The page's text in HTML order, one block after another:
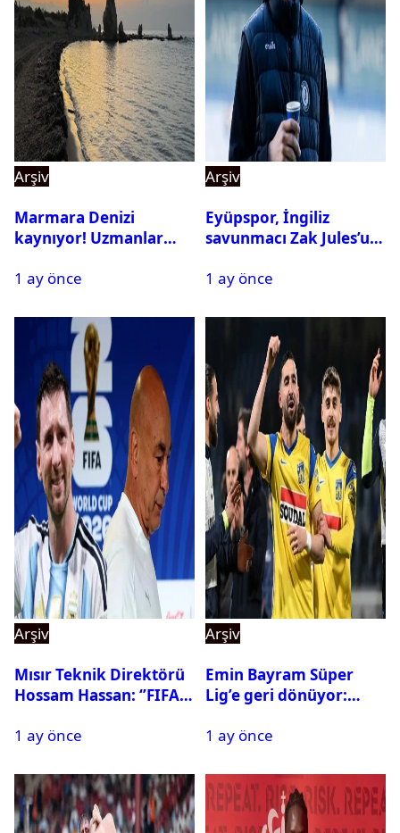
Arşiv
Marmara Denizi
kaynıyor! Uzmanlar
1 ay önce
Arşiv
Eyüpspor, İngiliz
savunmacı Zak Jules’u
1 ay önce
Arşiv
Mısır Teknik Direktörü
Hossam Hassan: ‘’FIFA,
istemiyor’’
1 ay önce
Arşiv
Emin Bayram Süper
Lig’e geri dönüyor:
1 ay önce